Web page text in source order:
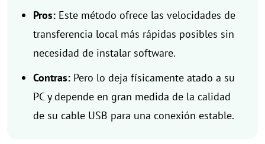
Pros: Este método ofrece las velocidades de
transferencia local más rápidas posibles sin
necesidad de instalar software.
Contras: Pero lo deja físicamente atado a su
PC y depende en gran medida de la calidad
de su cable USB para una conexión estable.